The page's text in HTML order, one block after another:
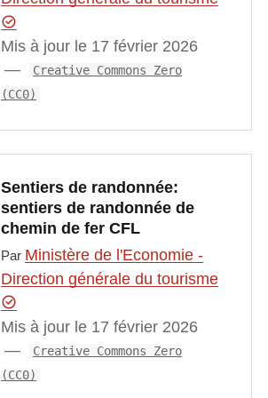
Mis à jour le 17 février 2026
Creative Commons Zero
(CC0)
Sentiers de randonnée:
sentiers de randonnée de
chemin de fer CFL
Par Ministère de l'Economie -
Direction générale du tourisme
Mis à jour le 17 février 2026
Creative Commons Zero
(CC0)